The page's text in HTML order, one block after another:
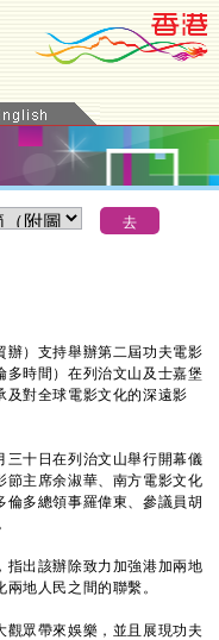
）支持舉辦第二屆功夫電影
多時間）在列治文山及士嘉堡
及對全球電影文化的深遠影
十日在列治文山舉行開幕儀
節主席余淑華、南方電影文化
多總領事羅偉東、參議員胡
出該辦除致力加強港加兩地
地人民之間的聯繫。
眾帶來娛樂，並且展現功夫